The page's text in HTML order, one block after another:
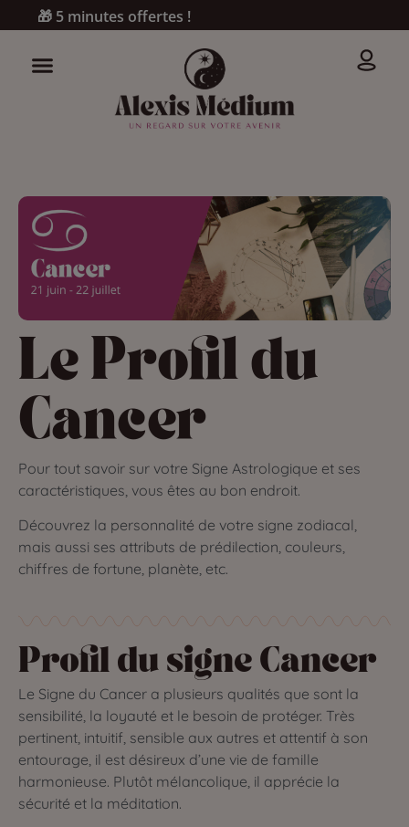
🎁 5 minutes offertes !
Le Profil du
Cancer
Pour tout savoir sur votre Signe Astrologique et ses
caractéristiques, vous êtes au bon endroit.
Découvrez la personnalité de votre signe zodiacal,
mais aussi ses attributs de prédilection, couleurs,
chiffres de fortune, planète, etc.
Profil du signe Cancer
Le Signe du Cancer a plusieurs qualités que sont la
sensibilité, la loyauté et le besoin de protéger. Très
pertinent, intuitif, sensible aux autres et attentif à son
entourage, il est désireux d’une vie de famille
harmonieuse. Plutôt mélancolique, il apprécie la
sécurité et la méditation.